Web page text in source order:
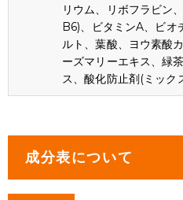
リウム、リボフラビン
B6)、ビタミンA、ビオ
ルト、葉酸、ヨウ素酸
ーズマリーエキス、緑
ス、酸化防止剤(ミック
成分表について